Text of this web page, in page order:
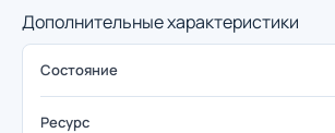
Дополнительные характеристики
Состояние
Ресурс